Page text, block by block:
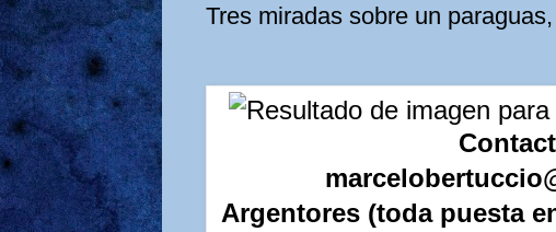
Tres miradas sobre un
Argentores (toda puesta